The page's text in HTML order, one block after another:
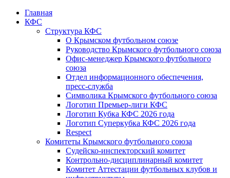
Главная
КФС
Структура КФС
О Крымском футбольном союзе
Руководство Крымского футбольного союза
Офис-менеджер Крымского футбольного
союза
Отдел информационного обеспечения,
пресс-служба
Символика Крымского футбольного союза
Логотип Премьер-лиги КФС
Логотип Кубка КФС 2026 года
Логотип Суперкубка КФС 2026 года
Respect
Комитеты Крымского футбольного союза
Судейско-инспекторский комитет
Контрольно-дисциплинарный комитет
Комитет Аттестации футбольных клубов и